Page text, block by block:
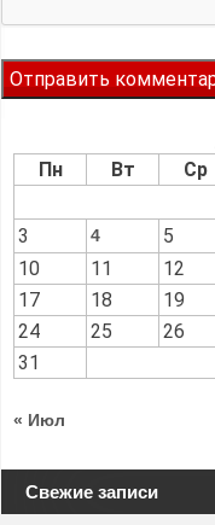
Пн
Вт Ср
3
4 5
10
11 12
17
18 19
24
25 26
31
« Июл
Свежие записи